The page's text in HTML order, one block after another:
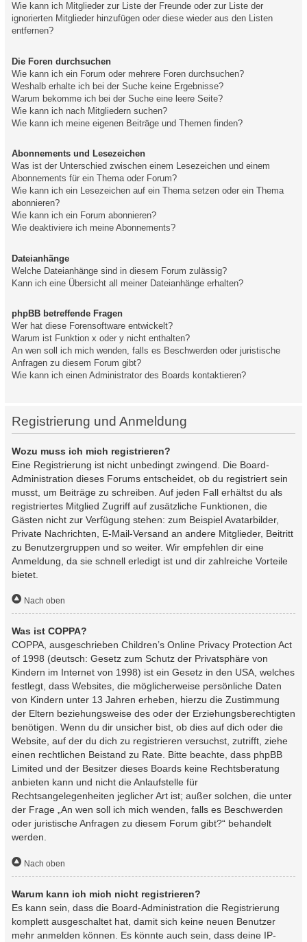
Wie kann ich Mitglieder zur Liste der Freunde oder zur Liste der
ignorierten Mitglieder hinzufügen oder diese wieder aus den Listen
entfernen?
Die Foren durchsuchen
Wie kann ich ein Forum oder mehrere Foren durchsuchen?
Weshalb erhalte ich bei der Suche keine Ergebnisse?
Warum bekomme ich bei der Suche eine leere Seite?
Wie kann ich nach Mitgliedern suchen?
Wie kann ich meine eigenen Beiträge und Themen finden?
Abonnements und Lesezeichen
Was ist der Unterschied zwischen einem Lesezeichen und einem
Abonnements für ein Thema oder Forum?
Wie kann ich ein Lesezeichen auf ein Thema setzen oder ein Thema
abonnieren?
Wie kann ich ein Forum abonnieren?
Wie deaktiviere ich meine Abonnements?
Dateianhänge
Welche Dateianhänge sind in diesem Forum zulässig?
Kann ich eine Übersicht all meiner Dateianhänge erhalten?
phpBB betreffende Fragen
Wer hat diese Forensoftware entwickelt?
Warum ist Funktion x oder y nicht enthalten?
An wen soll ich mich wenden, falls es Beschwerden oder juristische
Anfragen zu diesem Forum gibt?
Wie kann ich einen Administrator des Boards kontaktieren?
Registrierung und Anmeldung
Wozu muss ich mich registrieren?
Eine Registrierung ist nicht unbedingt zwingend. Die Board-
Administration dieses Forums entscheidet, ob du registriert sein
musst, um Beiträge zu schreiben. Auf jeden Fall erhältst du als
registriertes Mitglied Zugriff auf zusätzliche Funktionen, die
Gästen nicht zur Verfügung stehen: zum Beispiel Avatarbilder,
Private Nachrichten, E-Mail-Versand an andere Mitglieder, Beitritt
zu Benutzergruppen und so weiter. Wir empfehlen dir eine
Anmeldung, da sie schnell erledigt ist und dir zahlreiche Vorteile
bietet.
Nach oben
Was ist COPPA?
COPPA, ausgeschrieben Children’s Online Privacy Protection Act
of 1998 (deutsch: Gesetz zum Schutz der Privatsphäre von
Kindern im Internet von 1998) ist ein Gesetz in den USA, welches
festlegt, dass Websites, die möglicherweise persönliche Daten
von Kindern unter 13 Jahren erheben, hierzu die Zustimmung
der Eltern beziehungsweise des oder der Erziehungsberechtigten
benötigen. Wenn du dir unsicher bist, ob dies auf dich oder die
Website, auf der du dich zu registrieren versuchst, zutrifft, ziehe
einen rechtlichen Beistand zu Rate. Bitte beachte, dass phpBB
Limited und der Besitzer dieses Boards keine Rechtsberatung
anbieten kann und nicht die Anlaufstelle für
Rechtsangelegenheiten jeglicher Art ist; außer solchen, die unter
der Frage „An wen soll ich mich wenden, falls es Beschwerden
oder juristische Anfragen zu diesem Forum gibt?“ behandelt
werden.
Nach oben
Warum kann ich mich nicht registrieren?
Es kann sein, dass die Board-Administration die Registrierung
komplett ausgeschaltet hat, damit sich keine neuen Benutzer
mehr anmelden können. Es könnte auch sein, dass deine IP-